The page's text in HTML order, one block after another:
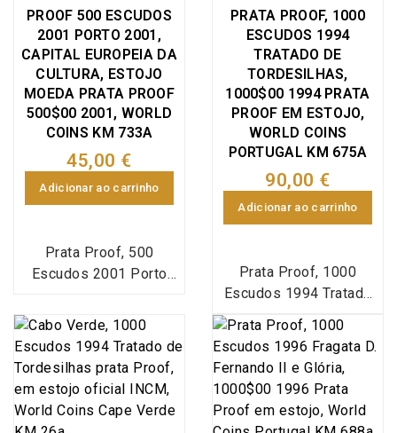
Moeda (INCM), World
Coins Portugal
KM#733a (Silver
Proof). A inauguração
oficial da Porto 2001 –
Capital Europeia da
Cultura sucedeu a 13 de
janeiro de 2001. A
programação foi
plásticas e arquitetura,
programa de
população, animação da
cidade, circo,
marionetas, literatura,
odisseia nas imagens,
ópera e ciência.
Moeda (INCM), World
Coins Portugal
KM#733a (Silver
Proof). A inauguração
oficial da Porto 2001 –
Capital Europeia da
Cultura sucedeu a 13 de
janeiro de 2001. A
programação foi
programa de
envolvimento da
população, animação da
cidade, circo,
marionetas, literatura,
odisseia nas imagens,
ópera e ciência.
PROOF 500 ESCUDOS
2001 PORTO 2001,
CAPITAL EUROPEIA DA
CULTURA, ESTOJO
MOEDA PRATA PROOF
500$00 2001, WORLD
COINS KM 733A
45,00 €
Adicionar ao carrinho
Prata Proof, 500
Escudos 2001 Porto
da Cultura, Estojo com
moeda prata Proof
500$00 2001
comemorativa do Porto
2001 - Capital Europeia
da Cultura, Emissão
PRATA PROOF, 1000
ESCUDOS 1994
TRATADO DE
TORDESILHAS,
1000$00 1994 PRATA
PROOF EM ESTOJO,
WORLD COINS
PORTUGAL KM 675A
90,00 €
Adicionar ao carrinho
Prata Proof, 1000
Escudos 1994 Tratado
de Tordesilhas,
Emissão em estojo com
moeda prata Proof
1000$00 1994 Tratado
de Tordesilhas,
comemorativas do 5º